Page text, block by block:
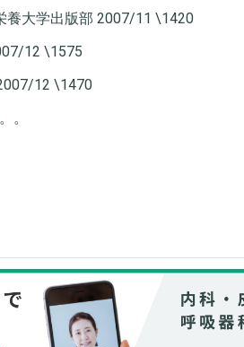
養大学出版部 2007/11 \1420
12 \1575
12 \1470
。